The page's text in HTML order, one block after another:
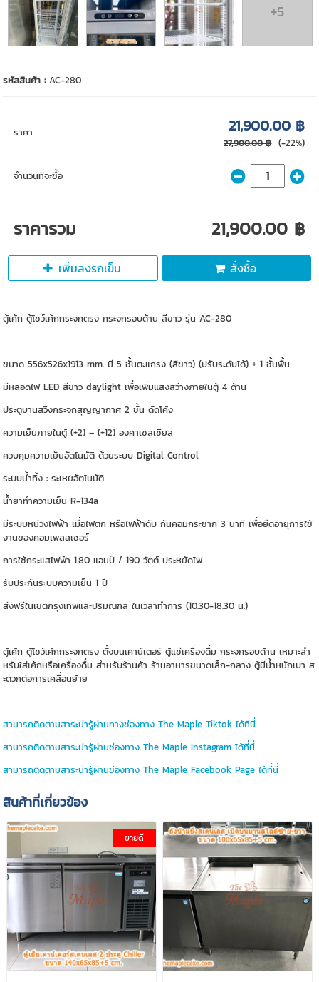
+5
รหัสสินค้า :AC-280
ราคา 21,900.00 ฿
27,900.00 ฿ (-22%)
จำนวนที่จะซื้อ
ราคารวม 21,900.00 ฿
เพิ่มลงรถเข็น สั่งซื้อ
ตู้เค้ก ตู้โชว์เค้กกระจกตรง กระจกรอบด้าน สีขาว รุ่น AC-280
ขนาด 556x526x1913 mm. มี 5 ชั้นตะแกรง (สีขาว) (ปรับระดับได้) + 1 ชั้นพื้น
มีหลอดไฟ LED สีขาว daylight เพื่อเพิ่มแสงสว่างภายในตู้ 4 ด้าน
ประตูบานสวิงกระจกสุญญากาศ 2 ชั้น ดัดโค้ง
ความเย็นภายในตู้ (+2) – (+12) องศาเซลเซียส
ควบคุมความเย็นอัตโนมัติ ด้วยระบบ Digital Control
ระบบน้ำทิ้ง : ระเหยอัตโนมัติ
น้ำยาทำความเย็น R-134a
มีระบบหน่วงไฟฟ้า เมื่อไฟตก หรือไฟฟ้าดับ กันคอมกระชาก 3 นาที เพื่อยืดอายุการใช้
งานของคอมเพลสเซอร์
การใช้กระแสไฟฟ้า 1.80 แอมป์ / 190 วัตต์ ประหยัดไฟ
รับประกันระบบความเย็น 1 ปี
ส่งฟรีในเขตกรุงเทพและปริมณฑล ในเวลาทำการ (10.30-18.30 น.)
ตู้เค้ก ตู้โชว์เค้กกระจกตรง ตั้งบนเคาน์เตอร์ ตู้แช่เครื่องดื่ม กระจกรอบด้าน เหมาะสำ
หรับใส่เค้กหรือเครื่องดื่ม สำหรับร้านค้า ร้านอาหารขนาดเล็ก-กลาง ตู้มีน้ำหนักเบา ส
ะดวกต่อการเคลื่อนย้าย
สามารถติดตามสาระน่ารู้ผ่านทางช่องทาง The Maple Tiktok ได้ที่นี่
สามารถติดตามสาระน่ารู้ผ่านช่องทาง The Maple Instagram ได้ที่นี่
สามารถติดตามสาระน่ารู้ผ่านช่องทาง The Maple Facebook Page ได้ที่นี่
สินค้าที่เกี่ยวข้อง
ขายดี